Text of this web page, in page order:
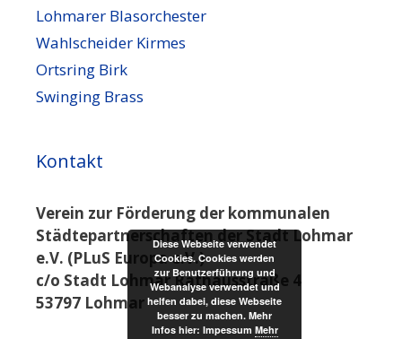
Lohmarer Blasorchester
Wahlscheider Kirmes
Ortsring Birk
Swinging Brass
Kontakt
Verein zur Förderung der kommunalen
Städtepartnerschaften der Stadt Lohmar
e.V. (PLuS Europa e.V.)
c/o Stadt Lohmar Rathausstraße 4
53797 Lohmar
Diese Webseite verwendet
Cookies. Cookies werden
zur Benutzerführung und
Webanalyse verwendet und
helfen dabei, diese Webseite
besser zu machen. Mehr
Infos hier: Impessum Mehr